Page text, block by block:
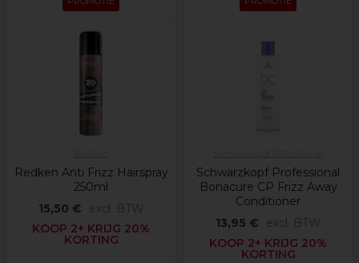
Redken Anti Frizz Hairspray
250ml
15,50 €
excl. BTW
KOOP 2+ KRIJG 20%
KORTING
Schwarzkopf Professional
Bonacure CP Frizz Away
Conditioner
13,95 €
excl. BTW
KOOP 2+ KRIJG 20%
KORTING